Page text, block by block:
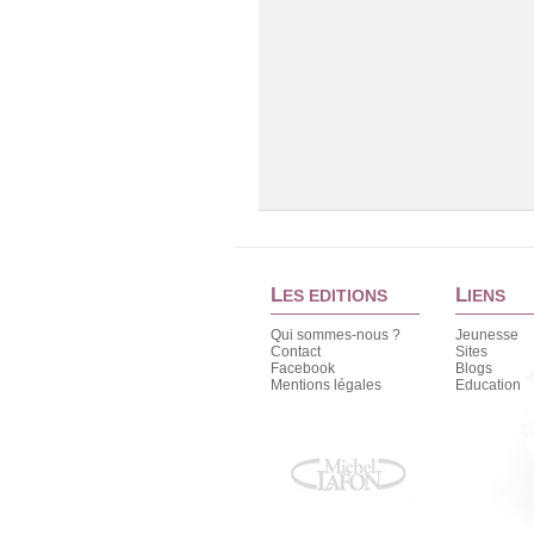
LES EDITIONS
Qui sommes-nous ?
Contact
Facebook
Mentions légales
LIENS
Jeunesse
Sites
Blogs
Education